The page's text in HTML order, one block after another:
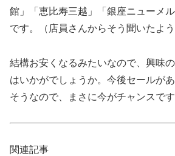
館」「恵比寿三越」「銀座ニューメ
です。（店員さんからそう聞いたよう
結構お安くなるみたいなので、興味
はいかがでしょうか。今後セールが
そうなので、まさに今がチャンスです
関連記事